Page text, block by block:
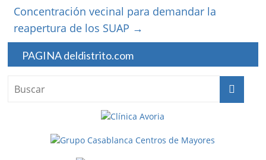
Concentración vecinal para demandar la
reapertura de los SUAP →
PAGINA deldistrito.com